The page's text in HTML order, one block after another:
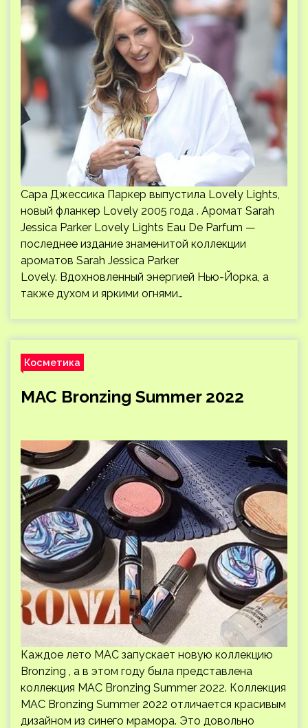
Сара Джессика Паркер выпустила Lovely Lights,
новый фланкер Lovely 2005 года . Аромат Sarah
Jessica Parker Lovely Lights Eau De Parfum —
последнее издание знаменитой коллекции
ароматов Sarah Jessica Parker
Lovely. Вдохновленный энергией Нью-Йорка, а
также духом и яркими огнями…
Косметика
MAC Bronzing Summer 2022
Каждое лето MAC запускает новую коллекцию
Bronzing , а в этом году была представлена ​​
коллекция MAC Bronzing Summer 2022. Коллекция
MAC Bronzing Summer 2022 отличается красивым
дизайном из синего мрамора. Это довольно